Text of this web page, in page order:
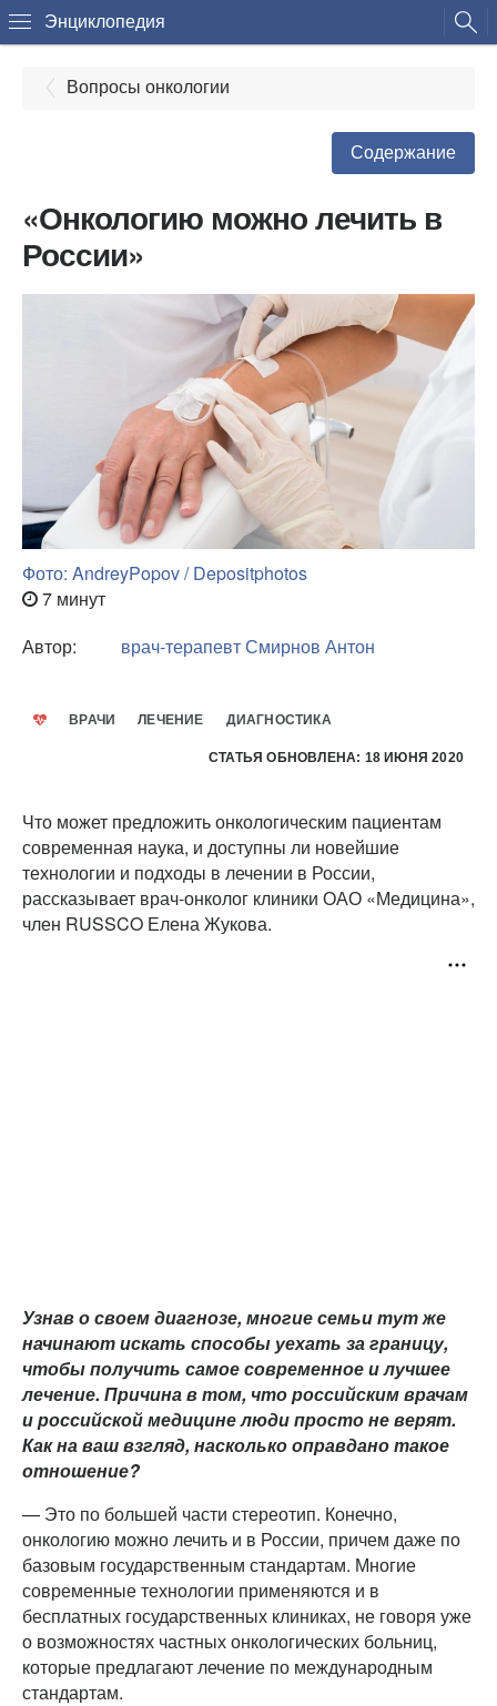
Энциклопедия
Вопросы онкологии
Содержание
«Онкологию можно лечить в
России»
Фото: AndreyPopov / Depositphotos
7 минут
Автор:
врач-терапевтСмирнов Антон
ВРАЧИ ЛЕЧЕНИЕ ДИАГНОСТИКА
СТАТЬЯ ОБНОВЛЕНА: 18 ИЮНЯ 2020
Что может предложить онкологическим пациентам
современная наука, и доступны ли новейшие
технологии и подходы в лечении в России,
рассказывает врач-онколог клиники ОАО «Медицина»,
член RUSSCO Елена Жукова.
Узнав о своем диагнозе, многие семьи тут же
начинают искать способы уехать за границу,
чтобы получить самое современное и лучшее
лечение. Причина в том, что российским врачам
и российской медицине люди просто не верят.
Как на ваш взгляд, насколько оправдано такое
отношение?
— Это по большей части стереотип. Конечно,
онкологию можно лечить и в России, причем даже по
базовым государственным стандартам. Многие
современные технологии применяются и в
бесплатных государственных клиниках, не говоря уже
о возможностях частных онкологических больниц,
которые предлагают лечение по международным
стандартам.